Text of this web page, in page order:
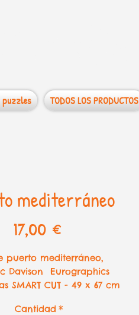
puzzles TODOS LOS PRODUCTOS
mediterráneo
17,00 €
puerto mediterráneo,
Davison Eurographics
SMART CUT - 49 x 67 cm
Cantidad *